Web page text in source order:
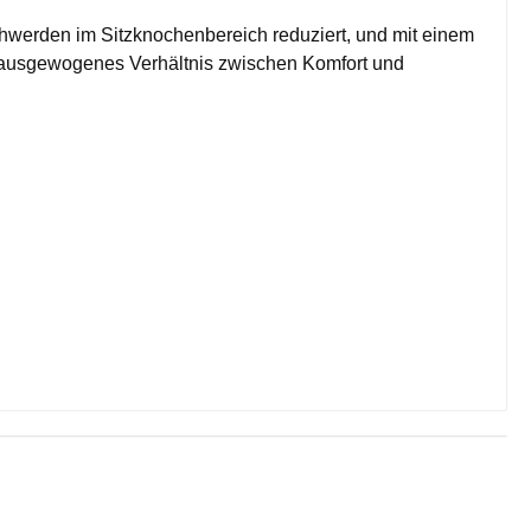
im Sitzknochenbereich reduziert, und mit einem
Verhältnis zwischen Komfort und